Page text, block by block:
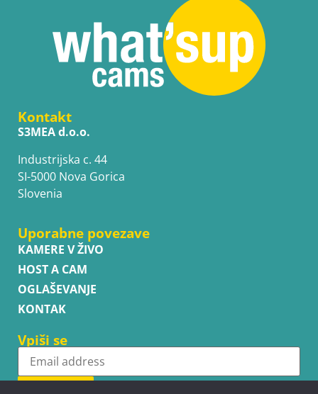
Kontakt
S3MEA d.o.o.
Industrijska c. 44
SI-5000 Nova Gorica
Slovenia
Uporabne povezave
KAMERE V ŽIVO
HOST A CAM
OGLAŠEVANJE
KONTAK
Vpiši se